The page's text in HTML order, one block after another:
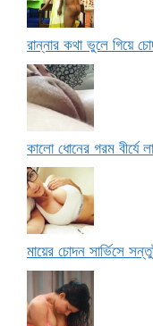
রান্নার কথা ভুলে গিয়ে
কালো ধোনের গরম বীর্যে
মায়ের চোদন সার্ভিসে